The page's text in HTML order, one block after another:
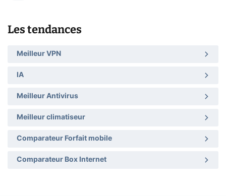
Les tendances
Meilleur VPN
IA
Meilleur Antivirus
Meilleur climatiseur
Comparateur Forfait mobile
Comparateur Box Internet